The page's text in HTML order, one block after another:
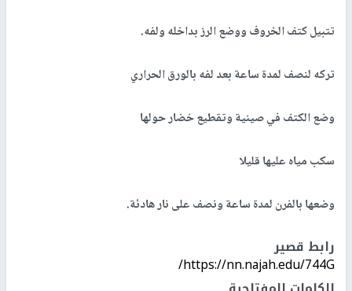
تتبيل كتف الخروف ووضع الرز بداخله ولفه.
تركه لنصف لمدة ساعة بعد لفه بالورق الحراري
وضع الكتف في صينية وتقطيع خضار حولها
سكب مياه عليها قليلا
وضعها بالفرن لمدة ساعة ونصف على نار هادئة.
رابط قصير
https://nn.najah.edu/744G/